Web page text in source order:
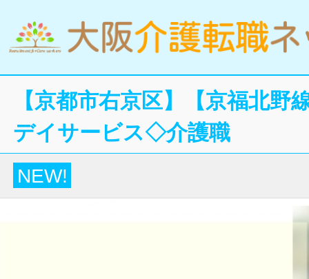
【京都市右京区】【京福北
デイサービス◇介護職
NEW!